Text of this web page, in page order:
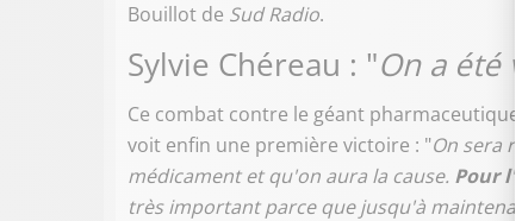
Bouillot de Sud Radio.
Sylvie Chéreau : "On a été
Ce combat contre le géant
voit enfin une première victoire : "On sera
médicament et qu'on aura la cause. Pour
très important parce que jusqu'à